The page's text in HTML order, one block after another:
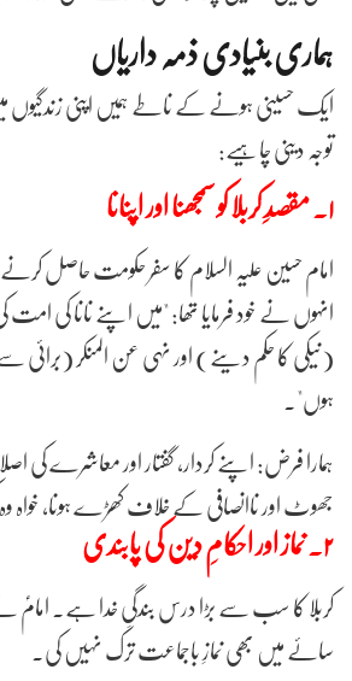
ہماری بنیادی ذمہ داریاں
ایک حسینی ہونے کے ناطے ہمیں اپنی
توجہ دینی چاہیے:
۱. مقصدِ کربلا کو سمجھنا اور اپنانا
امام حسین علیہ السلام کا سفر حکومت حاصل
انہوں نے خود فرمایا تھا: "میں اپنے نانا کی امت
(نیکی کا حکم دینے) اور نہی عن المنکر
ہوں"۔
ہمارا فرض: اپنے کردار، گفتار اور معاشرے کی
جھوٹ اور ناانصافی کے خلاف کھڑے ہونا، خواہ
۲. نماز اور احکامِ دین کی پابندی
کربلا کا سب سے بڑا درس بندگیِ خدا ہے۔ امامؑ
سائے میں بھی نمازِ باجماعت ترک نہیں کی۔